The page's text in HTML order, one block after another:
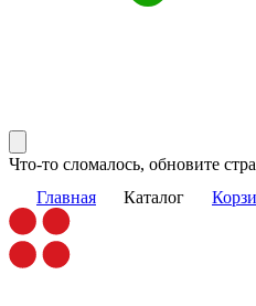
Что-то сломалось, обновите
Главная Каталог